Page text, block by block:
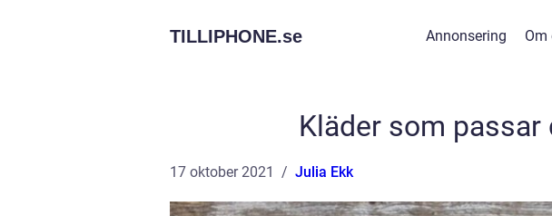
TILLIPHONE.se Annonsering Om
Kläder som passar
17 oktober 2021 Julia Ekk